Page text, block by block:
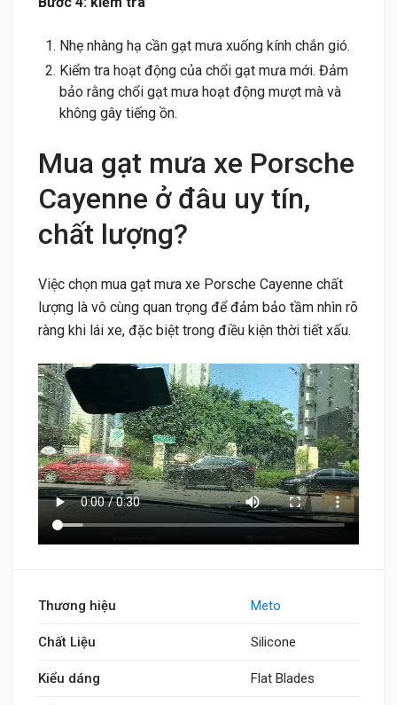
Nhẹ nhàng hạ cần gạt mưa xuống kính chắn gió.
Kiểm tra hoạt động của chổi gạt mưa mới. Đảm
bảo rằng chổi gạt mưa hoạt động mượt mà và
không gây tiếng ồn.
Mua gạt mưa xe Porsche
Cayenne ở đâu uy tín,
chất lượng?
Việc chọn mua gạt mưa xe Porsche Cayenne chất
lượng là vô cùng quan trọng để đảm bảo tầm nhìn rõ
ràng khi lái xe, đặc biệt trong điều kiện thời tiết xấu.
Thương hiệu Meto
Chất Liệu Silicone
Kiểu dáng Flat Blades